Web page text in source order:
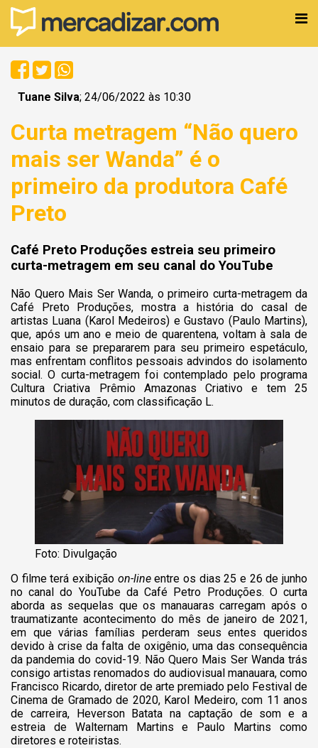
Tuane Silva; 24/06/2022 às 10:30
Curta metragem “Não quero
mais ser Wanda” é o
primeiro da produtora Café
Preto
Café Preto Produções estreia seu primeiro
curta-metragem em seu canal do YouTube
Não Quero Mais Ser Wanda, o primeiro curta-metragem da
Café Preto Produções, mostra a história do casal de
artistas Luana (Karol Medeiros) e Gustavo (Paulo Martins),
que, após um ano e meio de quarentena, voltam à sala de
ensaio para se prepararem para seu primeiro espetáculo,
mas enfrentam conflitos pessoais advindos do isolamento
social. O curta-metragem foi contemplado pelo programa
Cultura Criativa Prêmio Amazonas Criativo e tem 25
minutos de duração, com classificação L.
Foto: Divulgação
O filme terá exibição on-lineentre os dias 25 e 26 de junho
no canal do YouTube da Café Petro Produções. O curta
aborda as sequelas que os manauaras carregam após o
traumatizante acontecimento do mês de janeiro de 2021,
em que várias famílias perderam seus entes queridos
devido à crise da falta de oxigênio, uma das consequência
da pandemia do covid-19. Não Quero Mais Ser Wanda trás
consigo artistas renomados do audiovisual manauara, como
Francisco Ricardo, diretor de arte premiado pelo Festival de
Cinema de Gramado de 2020, Karol Medeiro, com 11 anos
de carreira, Heverson Batata na captação de som e a
estreia de Walternam Martins e Paulo Martins como
diretores e roteiristas.